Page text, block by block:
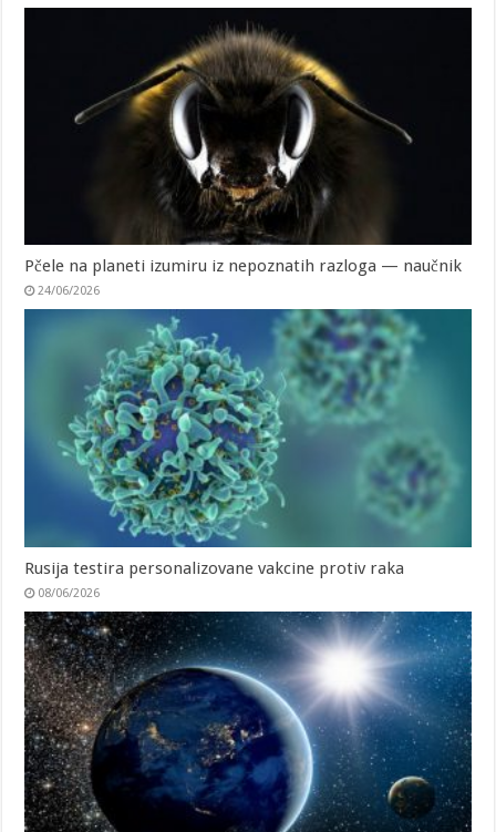
Pčele na planeti izumiru iz nepoznatih razloga — naučnik
24/06/2026
Rusija testira personalizovane vakcine protiv raka
08/06/2026